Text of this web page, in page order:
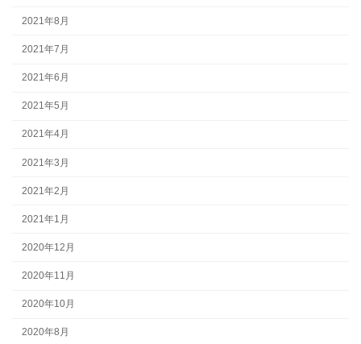
2021年8月
2021年7月
2021年6月
2021年5月
2021年4月
2021年3月
2021年2月
2021年1月
2020年12月
2020年11月
2020年10月
2020年8月